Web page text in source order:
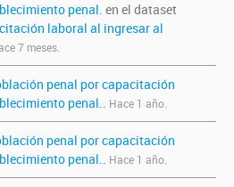
penal. en el dataset
laboral al ingresar al
7 meses.
penal por capacitación
penal.. Hace 1 año.
penal por capacitación
penal.. Hace 1 año.